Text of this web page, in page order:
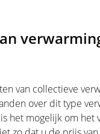
van collectieve
over dit type
het mogelijk om